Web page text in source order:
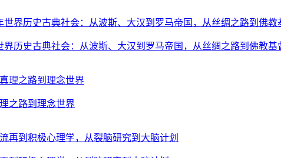
历史古典社会：从波斯、大汉到罗马帝国，从丝绸之路到佛教基
之路到理念世界